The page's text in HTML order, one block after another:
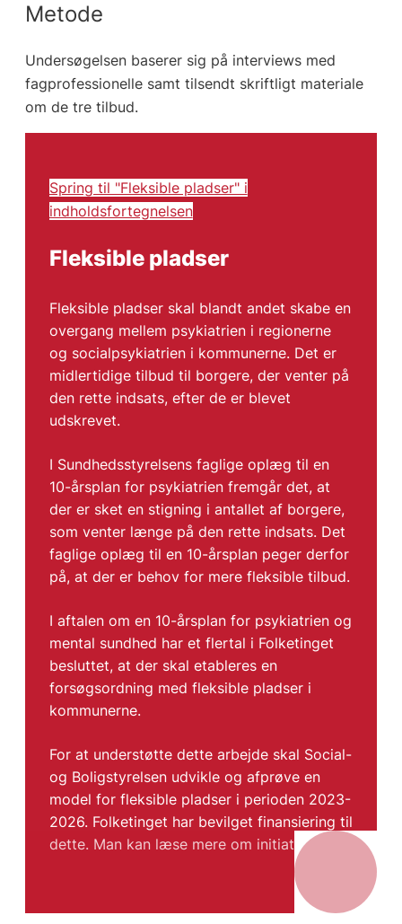
Metode
Undersøgelsen baserer sig på interviews med
fagprofessionelle samt tilsendt skriftligt materiale
om de tre tilbud.
Spring til "Fleksible pladser" i
indholdsfortegnelsen
Fleksible pladser
Fleksible pladser skal blandt andet skabe en
overgang mellem psykiatrien i regionerne
og socialpsykiatrien i kommunerne. Det er
midlertidige tilbud til borgere, der venter på
den rette indsats, efter de er blevet
udskrevet.
I Sundhedsstyrelsens faglige oplæg til en
10-årsplan for psykiatrien fremgår det, at
der er sket en stigning i antallet af borgere,
som venter længe på den rette indsats. Det
faglige oplæg til en 10-årsplan peger derfor
på, at der er behov for mere fleksible tilbud.
I aftalen om en 10-årsplan for psykiatrien og
mental sundhed har et flertal i Folketinget
besluttet, at der skal etableres en
forsøgsordning med fleksible pladser i
kommunerne.
For at understøtte dette arbejde skal Social-
og Boligstyrelsen udvikle og afprøve en
model for fleksible pladser i perioden 2023-
2026. Folketinget har bevilget finansiering til
dette. Man kan læse mere om initiativet